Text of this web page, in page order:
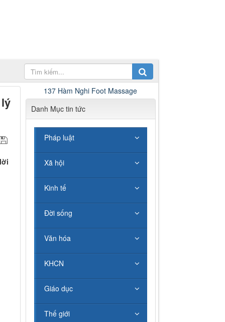
137 Hàm Nghi Foot Massage
Danh Mục tin tức
Pháp luật
Xã hội
Kinh tế
Đời sống
Văn hóa
KHCN
Giáo dục
Thế giới